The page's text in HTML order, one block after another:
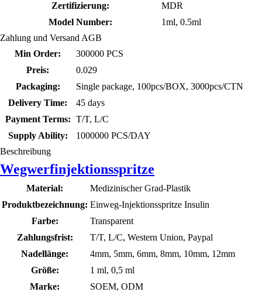
Zertifizierung:
MDR
Model Number:
1ml, 0.5ml
Zahlung und Versand AGB
Min Order:
300000 PCS
Preis:
0.029
Packaging:
Single package, 100pcs/BOX, 3000pcs/CTN
Delivery Time:
45 days
Payment Terms: T/T, L/C
Supply Ability:
1000000 PCS/DAY
Beschreibung
Wegwerfinjektionsspritze
Material:
Medizinischer Grad-Plastik
Produktbezeichnung: Einweg-Injektionsspritze Insulin
Farbe:
Transparent
Zahlungsfrist:
T/T, L/C, Western Union, Paypal
Nadellänge:
4mm, 5mm, 6mm, 8mm, 10mm, 12mm
Größe:
1 ml, 0,5 ml
Marke:
SOEM, ODM